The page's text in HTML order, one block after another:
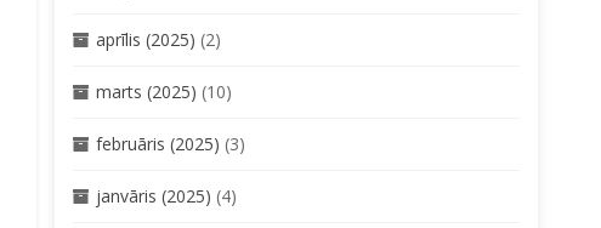
aprīlis (2025) (2)
marts (2025) (10)
februāris (2025) (3)
janvāris (2025) (4)